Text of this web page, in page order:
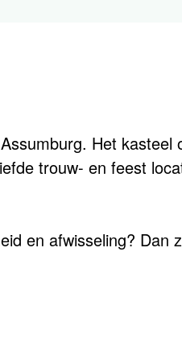
Het
trouw- en feest
en afwisseling? Dan